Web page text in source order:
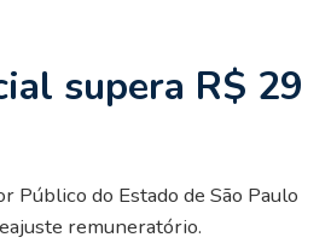
supera R$ 29
Público do Estado de São Paulo
remuneratório.